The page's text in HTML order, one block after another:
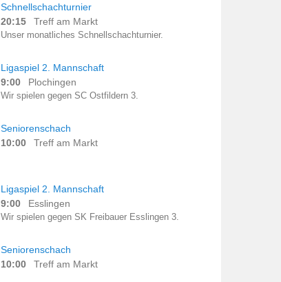
Schnellschachturnier
20:15
Treff am Markt
Unser monatliches Schnellschachturnier.
Ligaspiel 2. Mannschaft
9:00
Plochingen
Wir spielen gegen SC Ostfildern 3.
Seniorenschach
10:00
Treff am Markt
Ligaspiel 2. Mannschaft
9:00
Esslingen
Wir spielen gegen SK Freibauer Esslingen 3.
Seniorenschach
10:00
Treff am Markt